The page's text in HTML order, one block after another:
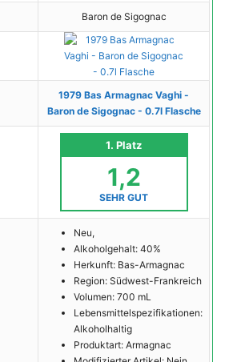
Baron de Sigognac
1979 Bas Armagnac Vaghi -
Baron de Sigognac - 0.7l Flasche
1. Platz
1,2
SEHR GUT
Neu,
Alkoholgehalt: 40%
Herkunft: Bas-Armagnac
Region: Südwest-Frankreich
Volumen: 700 mL
Lebensmittelspezifikationen:
Alkoholhaltig
Produktart: Armagnac